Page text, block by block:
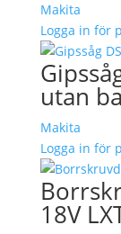
Makita
Logga in för
utan
Makita
Logga in för
18V